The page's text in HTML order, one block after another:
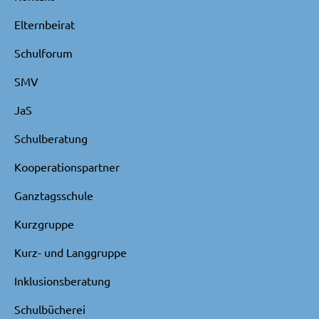
Elternbeirat
Schulforum
SMV
JaS
Schulberatung
Kooperationspartner
Ganztagsschule
Kurzgruppe
Kurz- und Langgruppe
Inklusionsberatung
Schulbücherei